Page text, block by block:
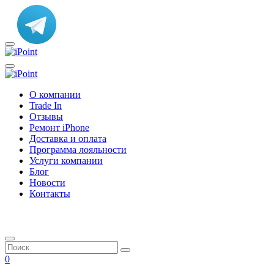
О компании
Trade In
Отзывы
Ремонт iPhone
Доставка и оплата
Программа лояльности
Услуги компании
Блог
Новости
Контакты
0